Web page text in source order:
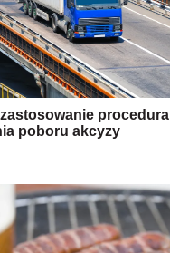
procedura
poboru akcyzy